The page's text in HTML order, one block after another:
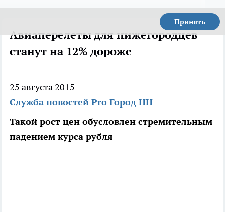
Принять
Авиаперелеты для нижегородцев
станут на 12% дороже
25 августа 2015
Служба новостей Pro Город НН
Такой рост цен обусловлен стремительным
падением курса рубля